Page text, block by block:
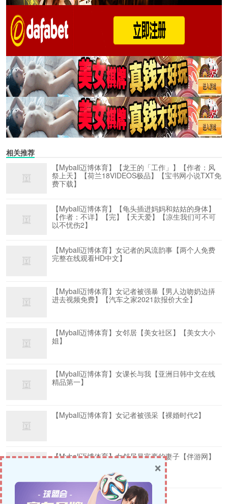
相关推荐
【Myball迈博体育】【龙王的「工作」】【作者：风
祭上天】【荷兰18VIDEOS极品】【宝书网小说TXT免
费下载】
【Myball迈博体育】【龟头插进妈妈和姑姑的身体】
【作者：不详】【完】【天天爱】【凉生我们可不可
以不忧伤2】
【Myball迈博体育】女记者的风流韵事【两个人免费
完整在线观看HD中文】
【Myball迈博体育】女记者被强暴【男人边吻奶边挵
进去视频免费】【汽车之家2021款报价大全】
【Myball迈博体育】女邻居【美女社区】【美女大小
姐】
【Myball迈博体育】女课长与我【亚洲日韩中文在线
精品第一】
【Myball迈博体育】女记者被强采【裸婚时代2】
【Myball迈博体育】女邻居是富豪的妻子【伴游网】
×